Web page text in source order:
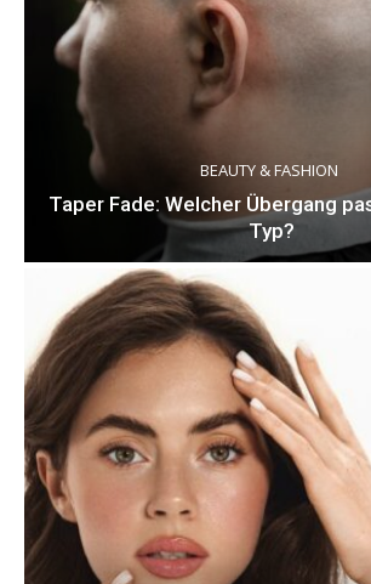
BEAUTY & FASHION
Taper Fade: Welcher Übergang
Typ?